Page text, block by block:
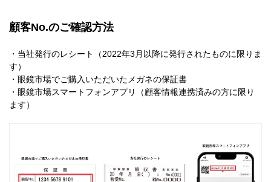
顧客No.のご確認方法
・当社発行のレシート（2022年3月以降に発行されたものに限りま
す）
・眼鏡市場でご購入いただいたメガネの保証書
・眼鏡市場スマートフォンアプリ（顧客情報連携済みの方に限り
ます）